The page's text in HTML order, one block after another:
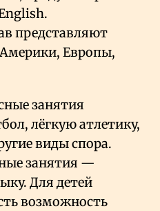
представляют
Европы,
занятия
лёгкую атлетику,
виды спора.
занятия —
Для детей
возможность